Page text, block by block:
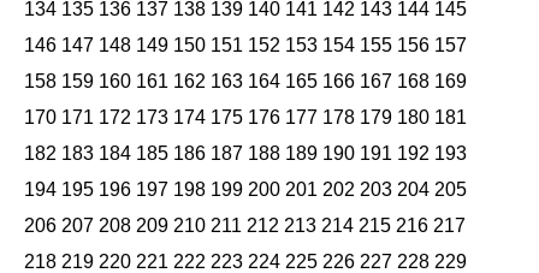
134 135 136 137 138 139 140 141 142 143 144 145
146 147 148 149 150 151 152 153 154 155 156 157
158 159 160 161 162 163 164 165 166 167 168 169
170 171 172 173 174 175 176 177 178 179 180 181
182 183 184 185 186 187 188 189 190 191 192 193
194 195 196 197 198 199 200 201 202 203 204 205
206 207 208 209 210 211 212 213 214 215 216 217
218 219 220 221 222 223 224 225 226 227 228 229